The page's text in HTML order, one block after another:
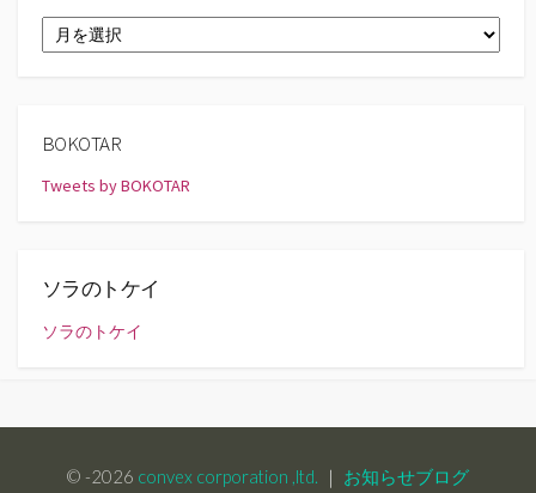
去
BOKOTAR
Tweets by BOKOTAR
ソラのトケイ
ソラのトケイ
© -2026 convex corporation ,ltd. ｜ お知らせブログ